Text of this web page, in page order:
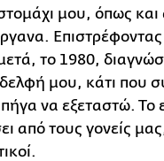
μου, όπως και
το 1980,
μου, κάτι που
να εξεταστώ. Το
από τους γονείς